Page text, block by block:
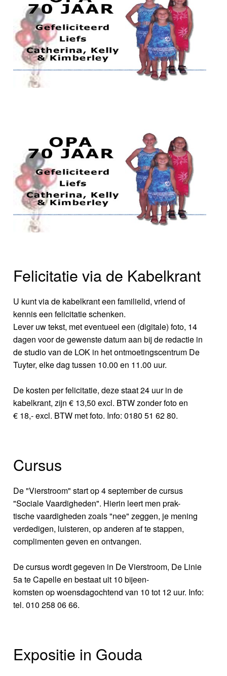
Felicitatie via de Kabelkrant
U kunt via de kabelkrant een familielid, vriend of
kennis een felicitatie schenken.
Lever uw tekst, met eventueel een (digitale) foto, 14
dagen voor de gewenste datum aan bij de redactie in
de studio van de LOK in het ontmoetingscentrum De
Tuyter, elke dag tussen 10.00 en 11.00 uur.
De kosten per felicitatie, deze staat 24 uur in de
kabelkrant, zijn € 13,50 excl. BTW zonder foto en
€ 18,- excl. BTW met foto. Info: 0180 51 62 80.
Cursus
De "Vierstroom" start op 4 september de cursus
"Sociale Vaardigheden". Hierin leert men prak-
tische vaardigheden zoals "nee" zeggen, je mening
verdedigen, luisteren, op anderen af te stappen,
complimenten geven en ontvangen.
De cursus wordt gegeven in De Vierstroom, De Linie
5a te Capelle en bestaat uit 10 bijeen-
komsten op woensdagochtend van 10 tot 12 uur. Info:
tel. 010 258 06 66.
Expositie in Gouda